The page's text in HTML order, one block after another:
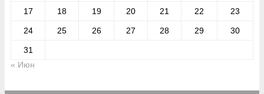
17 18 19 20 21 22 23
24 25 26 27 28 29 30
31
« Июн